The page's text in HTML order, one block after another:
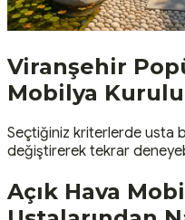
Viranşehir
Mobilya
Seçtiğiniz kriterlerde usta
değiştirerek tekrar
Açık Hava